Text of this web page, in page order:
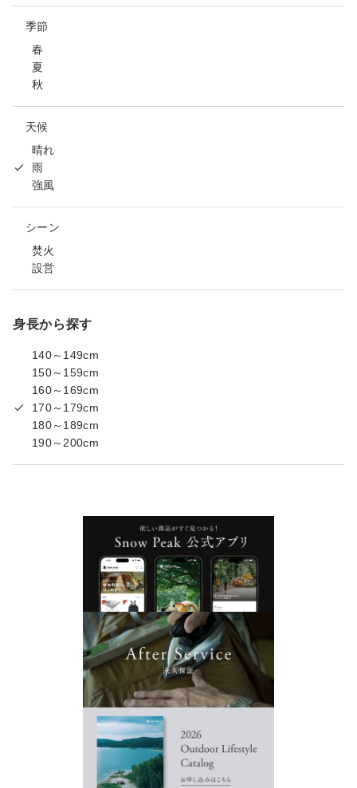
季節
春
夏
秋
天候
晴れ
雨
強風
シーン
焚火
設営
身長から探す
140～149cm
150～159cm
160～169cm
170～179cm
180～189cm
190～200cm